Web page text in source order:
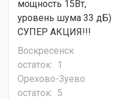
мощность 15Вт,
уровень шума 33 дБ)
СУПЕР АКЦИЯ!!!
Воскресенск
остаток: 1
Орехово-Зуево
остаток: 5